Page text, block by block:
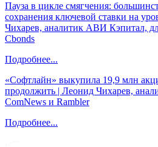
Пауза в цикле смягчения:
сохранения ключевой ставки на
Чихарев, аналитик АВИ Кэпитал,
Cbonds
Подробнее...
«Софтлайн» выкупила 19,9 млн
продолжить | Леонид Чихарев,
ComNews и Rambler
Подробнее...